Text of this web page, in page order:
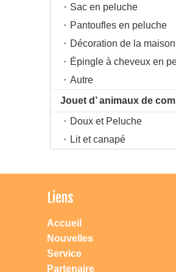
Sac en peluche
Pantoufles en peluche
Épingle à cheveux en
Autre
Doux et Peluche
Lit et canapé
Liens
Accueil
Nouvelles
Service
Partenaire